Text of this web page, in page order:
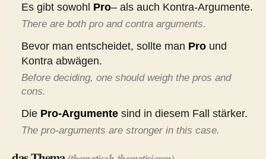
Es gibt sowohl Pro– als auch Kontra-Argumente.
There are both pro and contra arguments.
Bevor man entscheidet, sollte man Pro und
Kontra abwägen.
Before deciding, one should weigh the pros and
cons.
Die Pro-Argumente sind in diesem Fall stärker.
The pro-arguments are stronger in this case.